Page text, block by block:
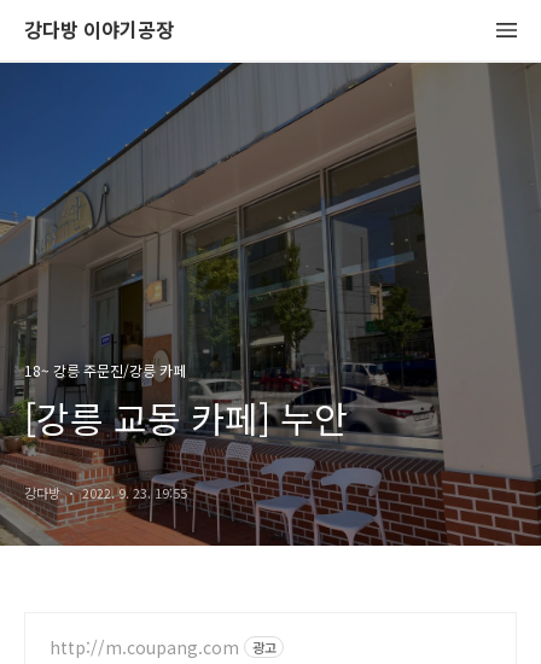
강다방 이야기공장
18~ 강릉 주문진/강릉 카페
[강릉 교동 카페] 누안
강다방 2022. 9. 23. 19:55
http://m.coupang.com 광고